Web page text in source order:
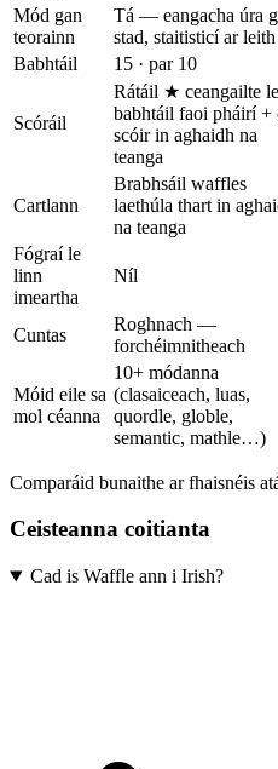
Mód gan
teorainn
Tá — eangacha úra
stad, staitisticí ar leith
Babhtáil
15 · par 10
Scóráil
Rátáil ★ ceangailte le
babhtáil faoi pháirí +
scóir in aghaidh na
teanga
Cartlann
Brabhsáil waffles
laethúla thart in
na teanga
Fógraí le
linn
imeartha
Níl
Cuntas
Roghnach —
forchéimnitheach
Móid eile sa
mol céanna
10+ módanna
(clasaiceach, luas,
quordle, globle,
semantic, mathle…)
Comparáid bunaithe ar fhaisnéis
Ceisteanna coitianta
Cad is Waffle ann i Irish?